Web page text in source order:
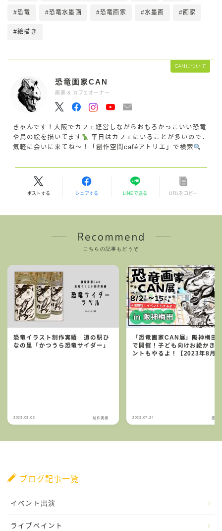
#恐竜 #恐竜水墨画 #恐竜画家 #水墨画 #画家
#絵描き
CANについて
恐竜画家CAN
画家 & カフェオーナー
きゃんです！大阪でカフェ経営しながらおもろかっこいい恐竜
や鳥の絵を描いてます
平日はカフェにいることが多いので、
気軽に会いに来てね〜！「創作空間caféアトリエ」で検索
ポストする シェアする LINEで送る URLをコピー
Recommend
こちらの記事もどうぞ
恐竜イラスト制作実績｜道の駅ひ
なの里「かつうら恐竜サイダー」
2023.03.03 制作実績
「恐竜画家CAN展」阪神梅田
で開催！子ども向けお絵かき
ントもやるよ！【2023年8月2
2023.07.24 画家
ブログ記事一覧
イベント出演
ライブペイント